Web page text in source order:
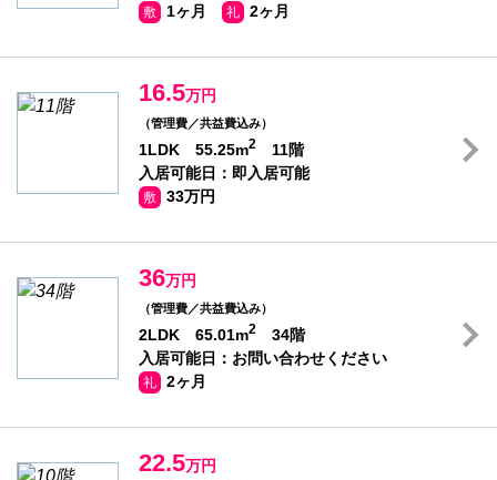
敷 1ヶ月 礼 2ヶ月
16.5万円
（管理費／共益費込み）
1LDK 55.25m2
11階
入居可能日：即入居可能
敷 33万円
36万円
（管理費／共益費込み）
2LDK 65.01m2
34階
入居可能日：お問い合わせください
礼 2ヶ月
22.5万円